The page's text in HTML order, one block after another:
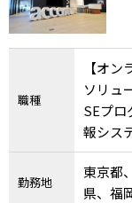
職種
【オ
ソリュ
SEプロ
報シス
勤務地
東京都
県、福